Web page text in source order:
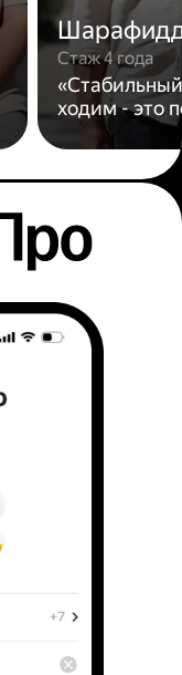
Стаж 4 года
ходим - это